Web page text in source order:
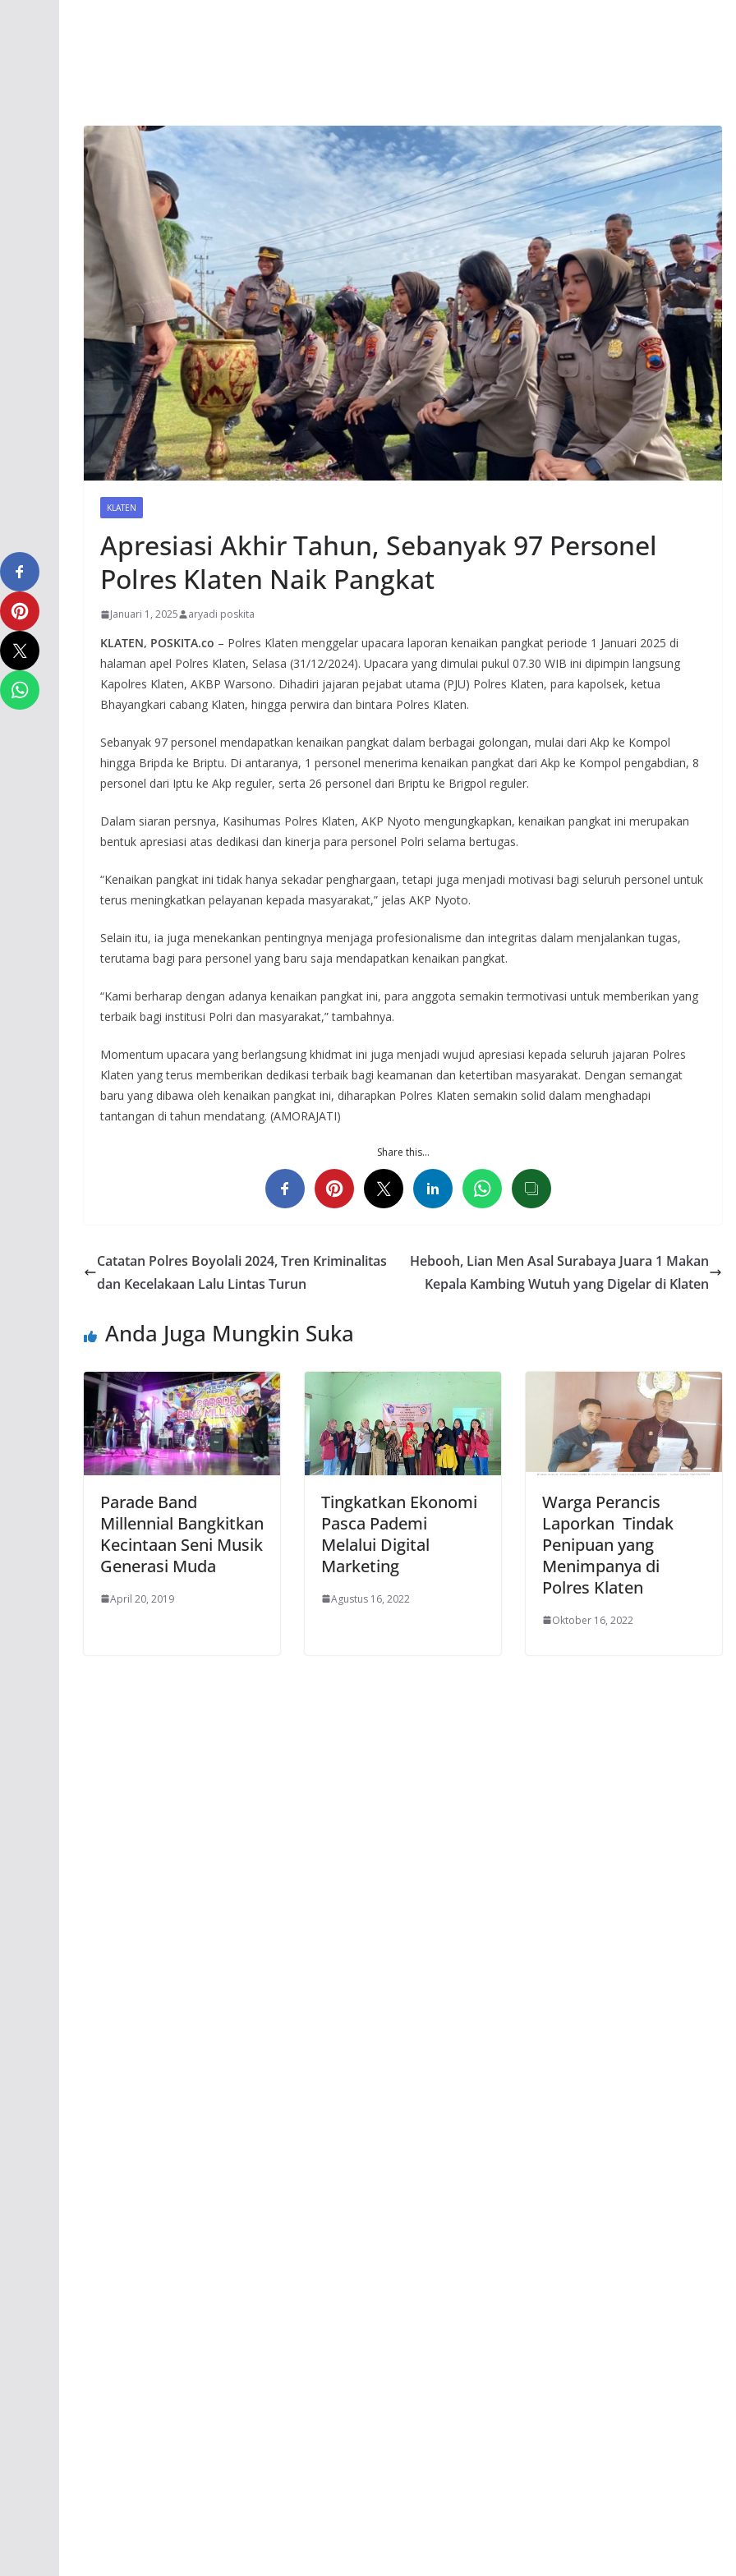
KLATEN
Apresiasi Akhir Tahun, Sebanyak 97 Personel
Polres Klaten Naik Pangkat
Januari 1, 2025 aryadi poskita
KLATEN, POSKITA.co – Polres Klaten menggelar upacara laporan kenaikan pangkat periode 1 Januari 2025 di
halaman apel Polres Klaten, Selasa (31/12/2024). Upacara yang dimulai pukul 07.30 WIB ini dipimpin langsung
Kapolres Klaten, AKBP Warsono. Dihadiri jajaran pejabat utama (PJU) Polres Klaten, para kapolsek, ketua
Bhayangkari cabang Klaten, hingga perwira dan bintara Polres Klaten.
Sebanyak 97 personel mendapatkan kenaikan pangkat dalam berbagai golongan, mulai dari Akp ke Kompol
hingga Bripda ke Briptu. Di antaranya, 1 personel menerima kenaikan pangkat dari Akp ke Kompol pengabdian, 8
personel dari Iptu ke Akp reguler, serta 26 personel dari Briptu ke Brigpol reguler.
Dalam siaran persnya, Kasihumas Polres Klaten, AKP Nyoto mengungkapkan, kenaikan pangkat ini merupakan
bentuk apresiasi atas dedikasi dan kinerja para personel Polri selama bertugas.
“Kenaikan pangkat ini tidak hanya sekadar penghargaan, tetapi juga menjadi motivasi bagi seluruh personel untuk
terus meningkatkan pelayanan kepada masyarakat,” jelas AKP Nyoto.
Selain itu, ia juga menekankan pentingnya menjaga profesionalisme dan integritas dalam menjalankan tugas,
terutama bagi para personel yang baru saja mendapatkan kenaikan pangkat.
“Kami berharap dengan adanya kenaikan pangkat ini, para anggota semakin termotivasi untuk memberikan yang
terbaik bagi institusi Polri dan masyarakat,” tambahnya.
Momentum upacara yang berlangsung khidmat ini juga menjadi wujud apresiasi kepada seluruh jajaran Polres
Klaten yang terus memberikan dedikasi terbaik bagi keamanan dan ketertiban masyarakat. Dengan semangat
baru yang dibawa oleh kenaikan pangkat ini, diharapkan Polres Klaten semakin solid dalam menghadapi
tantangan di tahun mendatang. (AMORAJATI)
Share this…
Catatan Polres Boyolali 2024, Tren Kriminalitas
dan Kecelakaan Lalu Lintas Turun
Hebooh, Lian Men Asal Surabaya Juara 1 Makan
Kepala Kambing Wutuh yang Digelar di Klaten
Anda Juga Mungkin Suka
Parade Band
Millennial Bangkitkan
Kecintaan Seni Musik
Generasi Muda
April 20, 2019
Tingkatkan Ekonomi
Pasca Pademi
Melalui Digital
Marketing
Agustus 16, 2022
Warga Perancis
Laporkan Tindak
Penipuan yang
Menimpanya di
Polres Klaten
Oktober 16, 2022